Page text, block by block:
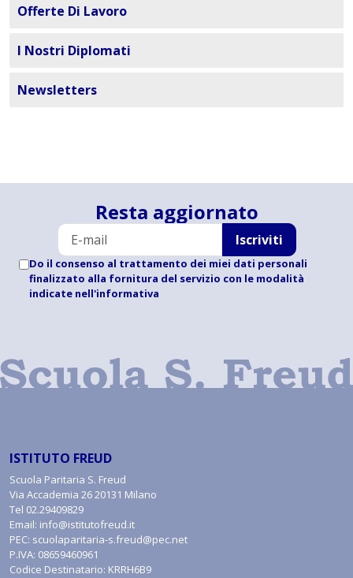
Offerte Di Lavoro
I Nostri Diplomati
Newsletters
Resta aggiornato
Iscriviti
Do il consenso al trattamento dei miei dati personali
finalizzato alla fornitura del servizio con le modalità
indicate nell'informativa
ISTITUTO FREUD
Scuola Paritaria S. Freud
Via Accademia 26 20131 Milano
Tel 02.29409829
Email: info@istitutofreud.it
PEC: scuolaparitaria-s.freud@pec.net
P.IVA: 08659460961
Codice Destinatario: KRRH6B9